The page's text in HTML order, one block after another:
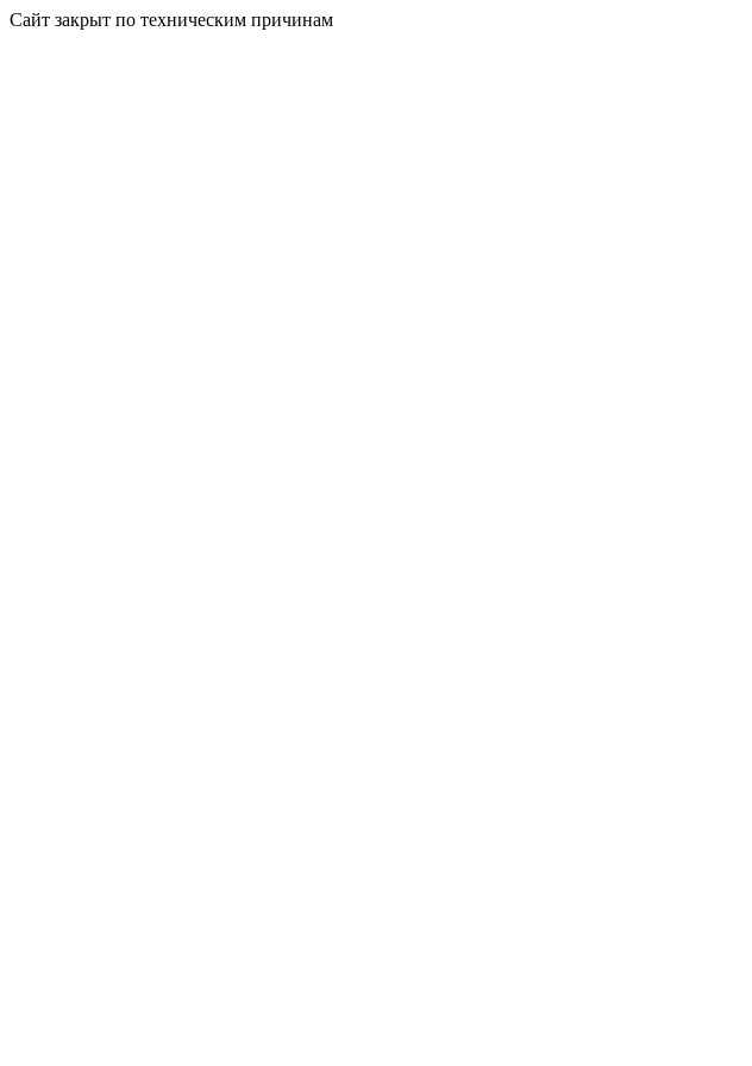
Сайт закрыт по техническим причинам